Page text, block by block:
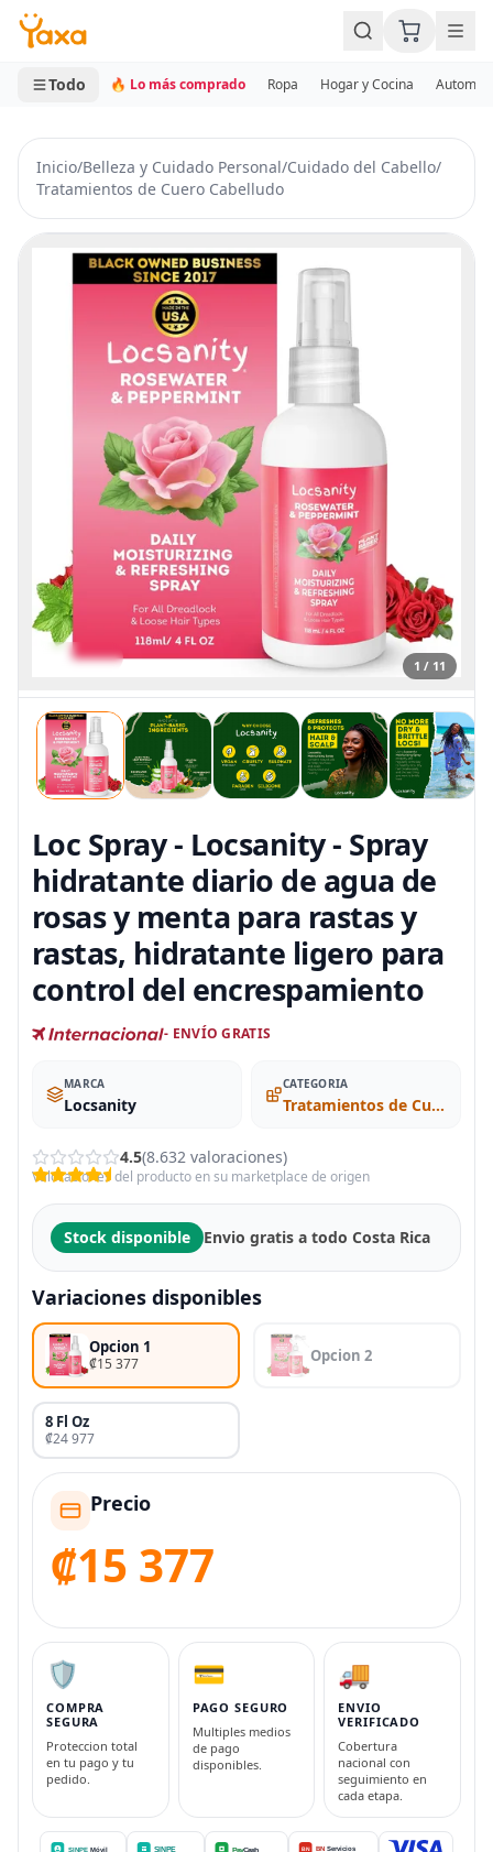
MINI CARRITO
0 productos
Todo 🔥 Lo más comprado Ropa Hogar y Cocina
Inicio/Belleza y Cuidado Personal/Cuidado del Cabello/
Tratamientos de Cuero Cabelludo
1 / 11
Loc Spray - Locsanity - Spray
hidratante diario de agua de
rosas y menta para rastas y
rastas, hidratante ligero para
control del encrespamiento
- ENVÍO GRATIS
MARCA
Locsanity
CATEGORIA
Tratamientos de Cuero Cabelludo
4.5(8.632 valoraciones)
Valoraciones del producto en su marketplace de origen
Stock disponible Envio gratis a todo Costa Rica
Variaciones disponibles
Opcion 1
₡15 377 Opcion 2
8 Fl Oz
₡24 977
Precio
₡15 377
🛡️
COMPRA
SEGURA
Proteccion total
en tu pago y tu
pedido.
💳
PAGO SEGURO
Multiples medios
de pago
disponibles.
🚚
ENVIO
VERIFICADO
Cobertura
nacional con
seguimiento en
cada etapa.